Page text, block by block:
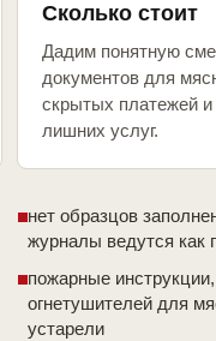
Сколько стоит
Дадим понятную
документов для
скрытых платежей и
лишних услуг.
нет образцов
журналы ведутся как
пожарные
огнетушителей для
устарели